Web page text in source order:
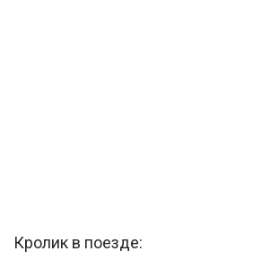
Кролик в поезде: